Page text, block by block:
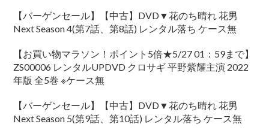
【バーゲンセール】【中古】DVD▼花のち晴れ 花男
Next Season 4(第7話、第8話) レンタル落ち ケース無
【お買い物マラソン！ポイント5倍★5/27 01：59まで】
ZS00006 レンタルUPDVD クロサギ 平野紫耀主演 2022
年版 全5巻 ※ケース無
【バーゲンセール】【中古】DVD▼花のち晴れ 花男
Next Season 5(第9話、第10話) レンタル落ち ケース無